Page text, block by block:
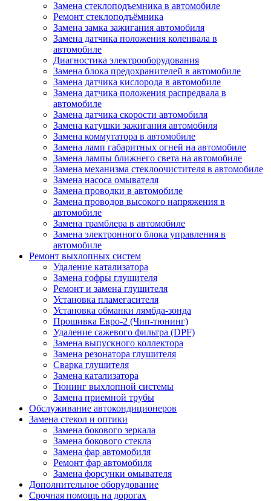
Замена стеклоподъемника в автомобиле
Ремонт стеклоподъёмника
Замена замка зажигания автомобиля
Замена датчика положения коленвала в
автомобиле
Диагностика электрооборудования
Замена блока предохранителей в автомобиле
Замена датчика кислорода в автомобиле
Замена датчика положения распредвала в
автомобиле
Замена датчика скорости автомобиля
Замена катушки зажигания автомобиля
Замена коммутатора в автомобиле
Замена ламп габаритных огней на автомобиле
Замена лампы ближнего света на автомобиле
Замена механизма стеклоочистителя в автомобиле
Замена насоса омывателя
Замена проводки в автомобиле
Замена проводов высокого напряжения в
автомобиле
Замена трамблера в автомобиле
Замена электронного блока управления в
автомобиле
Ремонт выхлопных систем
Удаление катализатора
Замена гофры глушителя
Ремонт и замена глушителя
Установка пламегасителя
Установка обманки лямбда-зонда
Прошивка Евро-2 (Чип-тюнинг)
Удаление сажевого фильтра (DPF)
Замена выпускного коллектора
Замена резонатора глушителя
Сварка глушителя
Замена катализатора
Тюнинг выхлопной системы
Замена приемной трубы
Обслуживание автокондиционеров
Замена стекол и оптики
Замена бокового зеркала
Замена бокового стекла
Замена фар автомобиля
Ремонт фар автомобиля
Замена форсунки омывателя
Дополнительное оборудование
Срочная помощь на дорогах